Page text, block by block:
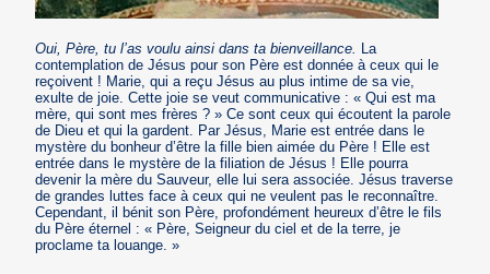
Oui, Père, tu l’as voulu ainsi dans ta bienveillance. La
contemplation de Jésus pour son Père est donnée à ceux qui le
reçoivent ! Marie, qui a reçu Jésus au plus intime de sa vie,
exulte de joie. Cette joie se veut communicative : « Qui est ma
mère, qui sont mes frères ? » Ce sont ceux qui écoutent la parole
de Dieu et qui la gardent. Par Jésus, Marie est entrée dans le
mystère du bonheur d’être la fille bien aimée du Père ! Elle est
entrée dans le mystère de la filiation de Jésus ! Elle pourra
devenir la mère du Sauveur, elle lui sera associée. Jésus traverse
de grandes luttes face à ceux qui ne veulent pas le reconnaître.
Cependant, il bénit son Père, profondément heureux d’être le fils
du Père éternel : « Père, Seigneur du ciel et de la terre, je
proclame ta louange. »